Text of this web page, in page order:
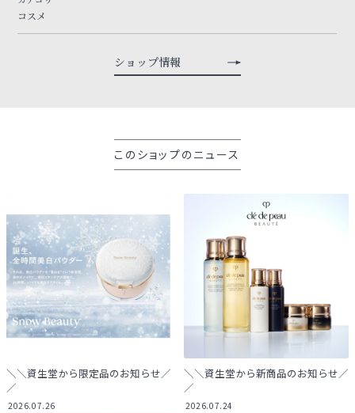
コスメ
ショップ情報
このショップのニュース
＼＼資生堂から限定品のお知らせ／
／
2026.07.26
＼＼資生堂から新商品のお知らせ／
／
2026.07.24